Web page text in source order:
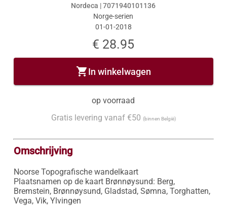
Nordeca |7071940101136
Norge-serien
01-01-2018
€ 28.95
shopping_cartIn winkelwagen
op voorraad
Gratis levering vanaf €50 (binnen België)
Omschrijving
Noorse Topografische wandelkaart
Plaatsnamen op de kaart Brønnøysund: Berg,
Bremstein, Brønnøysund, Gladstad, Sømna, Torghatten,
Vega, Vik, Ylvingen